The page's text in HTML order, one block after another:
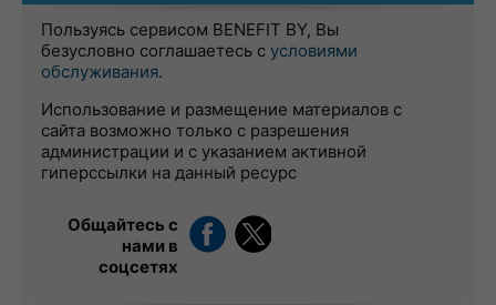
Пользуясь сервисом BENEFIT BY, Вы
безусловно соглашаетесь с условиями
обслуживания.
Использование и размещение материалов с
сайта возможно только с разрешения
администрации и с указанием активной
гиперссылки на данный ресурс
Общайтесь с
нами в
соцсетях